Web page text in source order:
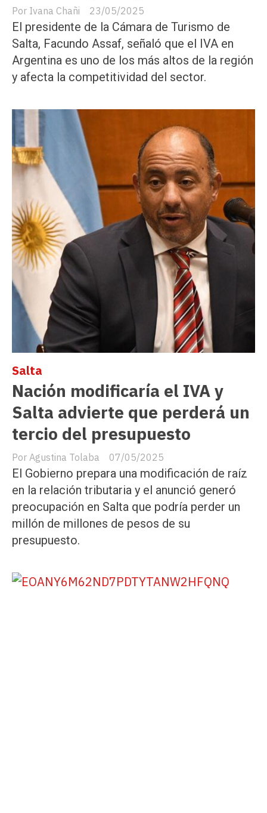
Ivana Chañi 23/05/2025
El presidente de la Cámara de Turismo de
Salta, Facundo Assaf, señaló que el IVA en
Argentina es uno de los más altos de la región
y afecta la competitividad del sector.
Nación modificaría el IVA y
Salta advierte que perderá un
tercio del presupuesto
Agustina Tolaba
Salta
07/05/2025
El Gobierno prepara una modificación de raíz
en la relación tributaria y el anunció generó
preocupación en Salta que podría perder un
millón de millones de pesos de su
presupuesto.